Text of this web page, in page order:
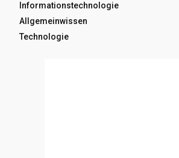
Informationstechnologie
Allgemeinwissen
Technologie